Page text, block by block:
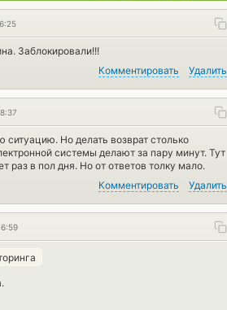
Заблокировали!!!
Комментировать Удалить
Но делать возврат столько
системы делают за пару минут. Тут
раз в пол дня. Но от ответов толку мало.
Комментировать Удалить